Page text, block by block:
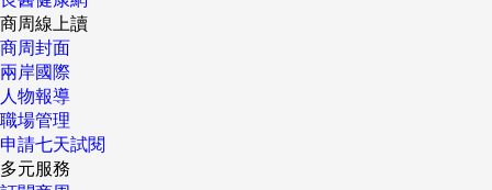
商周線上讀
商周封面
兩岸國際
人物報導
職場管理
申請七天試閱
多元服務